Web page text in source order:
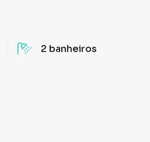
2 banheiros